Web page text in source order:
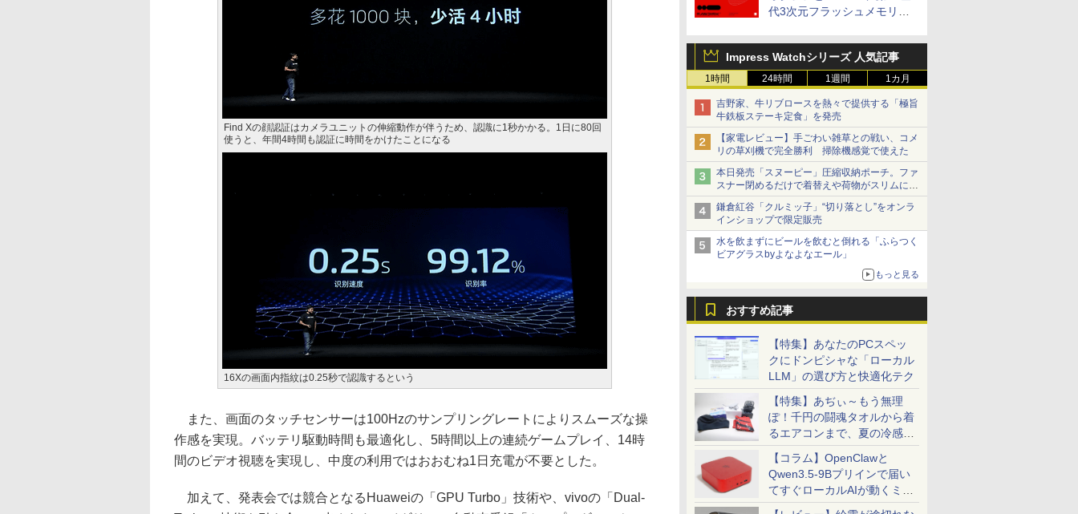
代3次元フラッシュメモリを
Impress Watchシリーズ 人気記事
1時間 24時間 1週間 1カ月
吉野家、牛リブロースを熱々で提供する「極旨
牛鉄板ステーキ定食」を発売
【家電レビュー】手ごわい雑草との戦い、コメ
リの草刈機で完全勝利 掃除機感覚で使えた
本日発売「スヌーピー」圧縮収納ポーチ。ファ
スナー閉めるだけで着替えや荷物がスリムにま
とまる
鎌倉紅谷「クルミッ子」“切り落とし”をオンラ
インショップで限定販売
水を飲まずにビールを飲むと倒れる「ふらつく
ビアグラスbyよなよなエール」
もっと見る
おすすめ記事
【特集】あなたのPCスペッ
クにドンピシャな「ローカル
LLM」の選び方と快適化テク
【特集】あぢぃ～もう無理
ぽ！千円の闘魂タオルから着
るエアコンまで、夏の冷感グ
ッズ一挙紹介
【コラム】OpenClawと
Qwen3.5-9Bプリインで届い
てすぐローカルAIが動くミニ
PC「SER9 Pro」
Find Xの顔認証はカメラユニットの伸縮動作が伴うため、認識に1秒かかる。1日に80回
使うと、年間4時間も認証に時間をかけたことになる
16Xの画面内指紋は0.25秒で認識するという
また、画面のタッチセンサーは100Hzのサンプリングレートによりスムーズな操
作感を実現。バッテリ駆動時間も最適化し、5時間以上の連続ゲームプレイ、14時
間のビデオ視聴を実現し、中度の利用ではおおむね1日充電が不要とした。
加えて、発表会では競合となるHuaweiの「GPU Turbo」技術や、vivoの「Dual-